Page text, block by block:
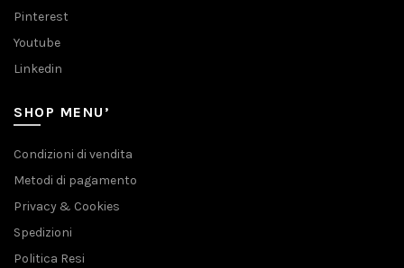
Pinterest
Youtube
Linkedin
SHOP MENU’
Condizioni di vendita
Metodi di pagamento
Privacy & Cookies
Spedizioni
Politica Resi